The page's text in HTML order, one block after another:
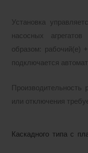
Установка
насосных
образом: рабочий(е)
подключается
Производительность
или отключения
Каскадного типа с